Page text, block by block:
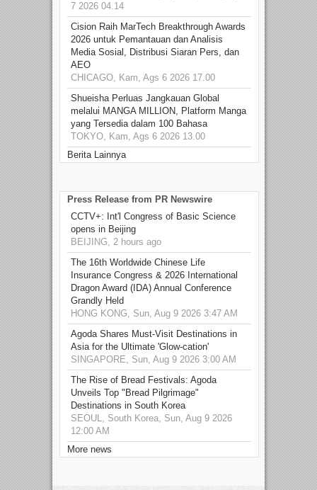
7 2026 04.14
Cision Raih MarTech Breakthrough Awards
2026 untuk Pemantauan dan Analisis
Media Sosial, Distribusi Siaran Pers, dan
AEO
CHICAGO, Kam, Ags 6 2026 17.00
Shueisha Perluas Jangkauan Global
melalui MANGA MILLION, Platform Manga
yang Tersedia dalam 100 Bahasa
TOKYO, Kam, Ags 6 2026 13.00
Berita Lainnya
Press Release from PR Newswire
CCTV+: Int'l Congress of Basic Science
opens in Beijing
BEIJING, 2 hours ago
The 16th Worldwide Chinese Life
Insurance Congress & 2026 International
Dragon Award (IDA) Annual Conference
Grandly Held
HONG KONG, Sun, Aug 9 2026 3:47 AM
Agoda Shares Must-Visit Destinations in
Asia for the Ultimate 'Glow-cation'
SINGAPORE, Sun, Aug 9 2026 3:00 AM
The Rise of Bread Festivals: Agoda
Unveils Top "Bread Pilgrimage"
Destinations in South Korea
SEOUL, South Korea, Sun, Aug 9 2026
12:00 AM
More news